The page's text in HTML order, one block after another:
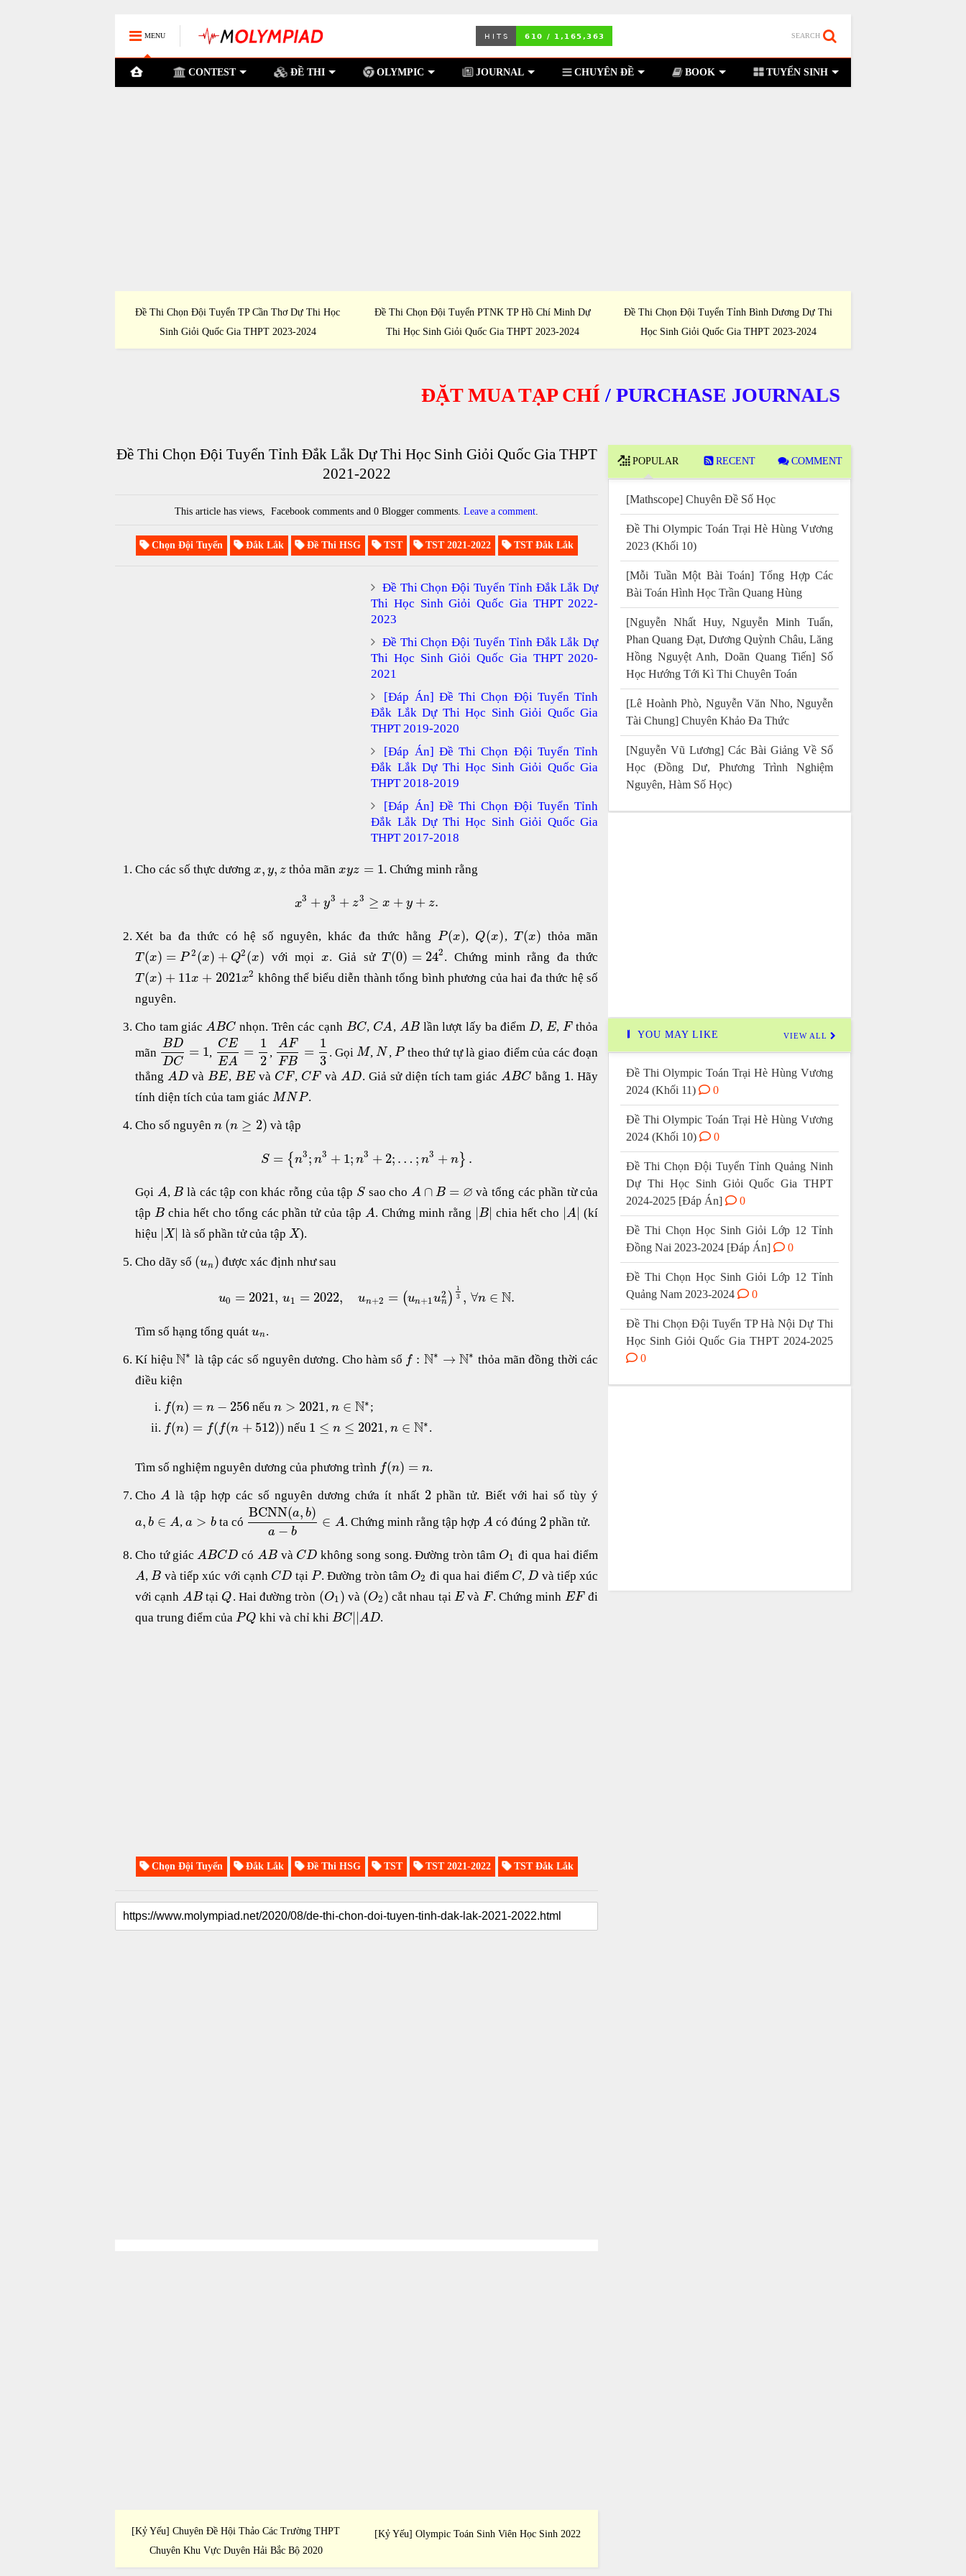
MENU SEARCH
CONTEST ĐỀ THI OLYMPIC JOURNAL CHUYÊN ĐỀ BOOK TUYỂN SINH
Đề Thi Chọn Đội Tuyển TP Cần Thơ Dự Thi Học
Sinh Giỏi Quốc Gia THPT 2023-2024
Đề Thi Chọn Đội Tuyển PTNK TP Hồ Chí Minh Dự
Thi Học Sinh Giỏi Quốc Gia THPT 2023-2024
Đề Thi Chọn Đội Tuyển Tỉnh Bình Dương Dự Thi
Học Sinh Giỏi Quốc Gia THPT 2023-2024
ĐẶT MUA TẠP CHÍ/PURCHASE JOURNALS
Đề Thi Chọn Đội Tuyển Tỉnh Đắk Lắk Dự Thi Học Sinh Giỏi Quốc Gia THPT
2021-2022
This article hasviews, Facebook comments and 0 Blogger comments.Leave a comment
Chọn Đội Tuyển Đắk Lắk Đề Thi HSG TST TST 2021-2022 TST Đắk Lắk
Đề Thi Chọn Đội Tuyển Tỉnh Đắk Lắk Dự
Thi Học Sinh Giỏi Quốc Gia THPT 2022-
2023
Đề Thi Chọn Đội Tuyển Tỉnh Đắk Lắk Dự
Thi Học Sinh Giỏi Quốc Gia THPT 2020-
2021
[Đáp Án] Đề Thi Chọn Đội Tuyển Tỉnh
Đắk Lắk Dự Thi Học Sinh Giỏi Quốc Gia
THPT 2019-2020
[Đáp Án] Đề Thi Chọn Đội Tuyển Tỉnh
Đắk Lắk Dự Thi Học Sinh Giỏi Quốc Gia
THPT 2018-2019
[Đáp Án] Đề Thi Chọn Đội Tuyển Tỉnh
Đắk Lắk Dự Thi Học Sinh Giỏi Quốc Gia
THPT 2017-2018
Cho các số thực dương x, y, z thỏa mãnxyz = 1. Chứng minh rằng
x3 + y3 + z3 ≥ x + y + z.
Xét ba đa thức có hệ số nguyên, khác đa thức hằng P(x), Q(x), T (x) thỏa mãn
T (x) = P 2 (x) + Q2(x) với mọi x. Giả sửT(0) = 242. Chứng minh rằng đa thức
T (x) + 11x + 2021x2 không thể biểu diễn thành tổng bình phương của hai đa thức hệ số
nguyên.
Cho tam giác ABC nhọn. Trên các cạnh BC, CA, AB lần lượt lấy ba điểm D, E, Fthỏa
mãn
BD
DC
= 1,
CE
EA
=
1
2
,
AF
FB
=
1
3
. GọiM,N , Ptheo thứ tự là giao điểm của các đoạn
thẳng AD vàBE, BEvà CF , CF vàAD. Giả sử diện tích tam giácABC bằng 1. Hãy
tính diện tích của tam giác MNP.
Cho số nguyên n (n ≥ 2) và tập
S = { n3; n3 + 1; n3 + 2; … ; n3 + n } .
Gọi A,B là các tập con khác rỗng của tập S sao cho A ∩ B = ∅ và tổng các phần từ của
tập B chia hết cho tổng các phần tử của tập A. Chứng minh rằng |B| chia hết cho |A| (kí
hiệu |X| là số phần tử của tập X).
Cho dãy số (un ) được xác định như sau
u0 = 2021, u1 = 2022, un+2 = (un+1u2
n )
1
3 , ∀n ∈ N.
Tìm số hạng tổng quát un .
Kí hiệuN∗ là tập các số nguyên dương. Cho hàm số f : N∗ → N∗ thỏa mãn đồng thời các
điều kiện
f(n) = n − 256nếu n > 2021, n ∈ N∗;
f(n) = f( f(n + 512)) nếu 1 ≤ n ≤ 2021, n ∈ N∗.
Tìm số nghiệm nguyên dương của phương trình f(n) = n.
ChoA là tập hợp các số nguyên dương chứa ít nhất 2 phần tử. Biết với hai số tùy ý
a, b ∈ A,a > bta có
BCNN(a, b)
a − b
∈ A. Chứng minh rằng tập hợp Acó đúng 2 phần tử.
Cho tứ giác ABCD có AB và CD không song song. Đường tròn tâm O1 đi qua hai điểm
A, B và tiếp xúc với cạnh CD tại P. Đường tròn tâm O2 đi qua hai điểm C, D và tiếp xúc
với cạnh ABtại Q. Hai đường tròn (O1 ) và (O2) cắt nhau tại E và F. Chứng minh EF đi
qua trung điểm của PQ khi và chỉ khi BC||AD.
Chọn Đội Tuyển Đắk Lắk Đề Thi HSG TST TST 2021-2022 TST Đắk Lắk
[Kỷ Yếu] Chuyên Đề Hội Thảo Các Trường THPT
Chuyên Khu Vực Duyên Hải Bắc Bộ 2020
[Kỷ Yếu] Olympic Toán Sinh Viên Học Sinh 2022
POPULAR RECENT COMMENT
[Mathscope] Chuyên Đề Số Học
Đề Thi Olympic Toán Trại Hè Hùng Vương
2023 (Khối 10)
[Mỗi Tuần Một Bài Toán] Tổng Hợp Các
Bài Toán Hình Học Trần Quang Hùng
[Nguyễn Nhất Huy, Nguyễn Minh Tuấn,
Phan Quang Đạt, Dương Quỳnh Châu, Lăng
Hồng Nguyệt Anh, Doãn Quang Tiến] Số
Học Hướng Tới Kì Thi Chuyên Toán
[Lê Hoành Phò, Nguyễn Văn Nho, Nguyễn
Tài Chung] Chuyên Khảo Đa Thức
[Nguyễn Vũ Lương] Các Bài Giảng Về Số
Học (Đồng Dư, Phương Trình Nghiệm
Nguyên, Hàm Số Học)
YOU MAY LIKE VIEW ALL
Đề Thi Olympic Toán Trại Hè Hùng Vương
2024 (Khối 11)
0
Đề Thi Olympic Toán Trại Hè Hùng Vương
2024 (Khối 10)
0
Đề Thi Chọn Đội Tuyển Tỉnh Quảng Ninh
Dự Thi Học Sinh Giỏi Quốc Gia THPT
2024-2025 [Đáp Án]
0
Đề Thi Chọn Học Sinh Giỏi Lớp 12 Tỉnh
Đồng Nai 2023-2024 [Đáp Án]
0
Đề Thi Chọn Học Sinh Giỏi Lớp 12 Tỉnh
Quảng Nam 2023-2024
0
Đề Thi Chọn Đội Tuyển TP Hà Nội Dự Thi
Học Sinh Giỏi Quốc Gia THPT 2024-2025
0